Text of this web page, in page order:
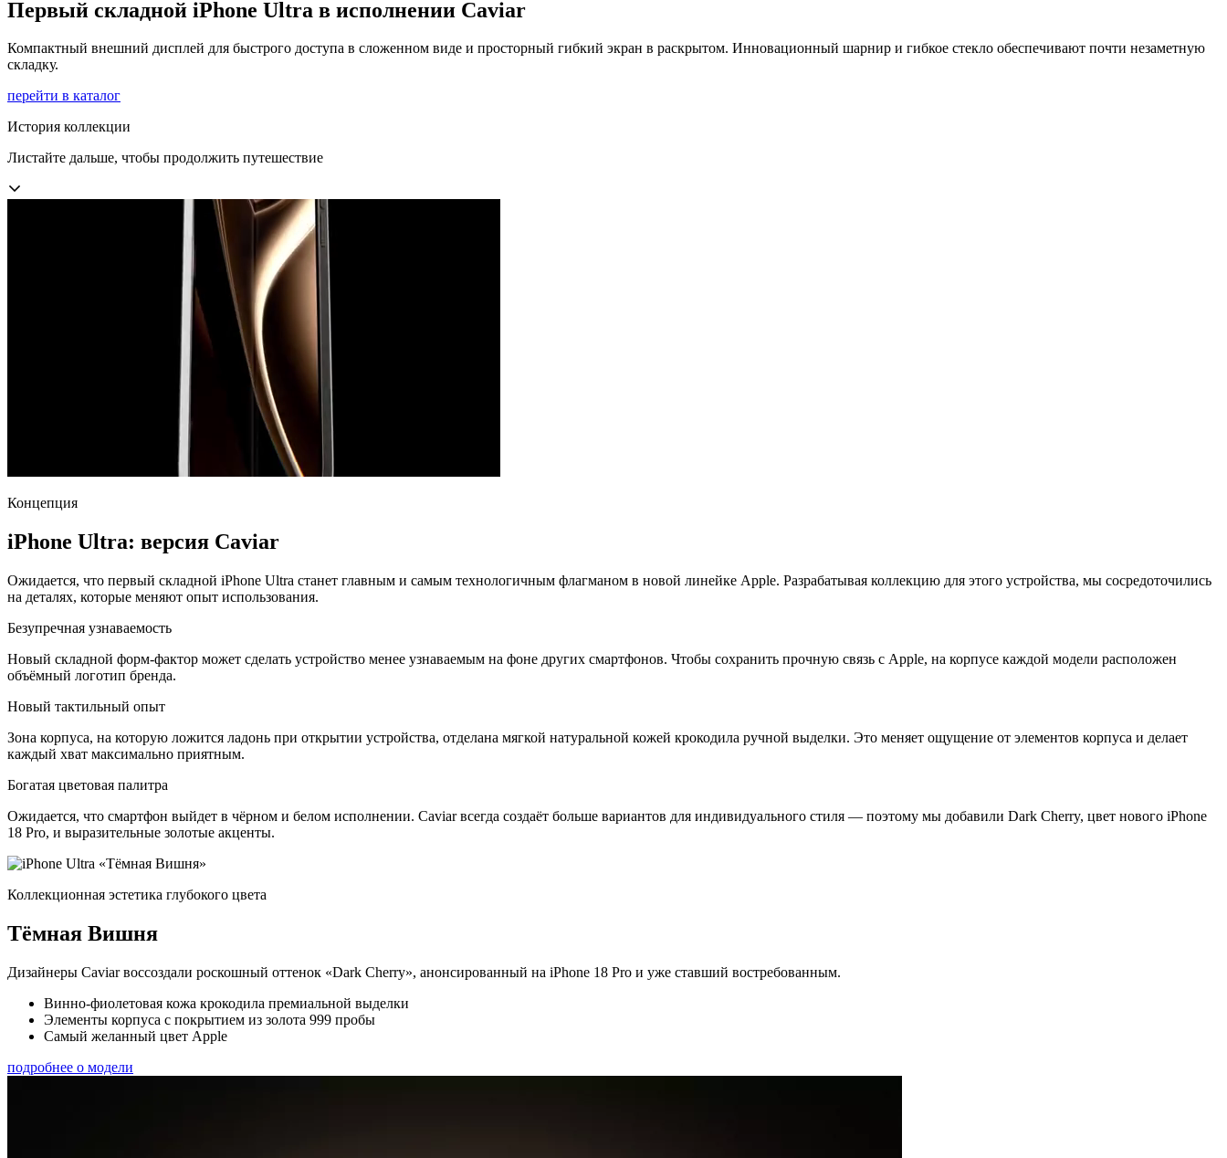
Первый складной iPhone Ultra в исполнении Caviar
Компактный внешний дисплей для быстрого доступа в сложенном виде и просторный гибкий экран в раскрытом. Инновационный шарнир и гибкое стекло обеспечивают почти незаметную
складку.
перейти в каталог
История коллекции
Листайте дальше, чтобы продолжить путешествие
Концепция
iPhone Ultra: версия Caviar
Ожидается, что первый складной iPhone Ultra станет главным и самым технологичным флагманом в новой линейке Apple. Разрабатывая коллекцию для этого устройства, мы сосредоточились
на деталях, которые меняют опыт использования.
Безупречная узнаваемость
Новый складной форм-фактор может сделать устройство менее узнаваемым на фоне других смартфонов. Чтобы сохранить прочную связь с Apple, на корпусе каждой модели расположен
объёмный логотип бренда.
Новый тактильный опыт
Зона корпуса, на которую ложится ладонь при открытии устройства, отделана мягкой натуральной кожей крокодила ручной выделки. Это меняет ощущение от элементов корпуса и делает
каждый хват максимально приятным.
Богатая цветовая палитра
Ожидается, что смартфон выйдет в чёрном и белом исполнении. Caviar всегда создаёт больше вариантов для индивидуального стиля — поэтому мы добавили Dark Cherry, цвет нового iPhone
18 Pro, и выразительные золотые акценты.
Коллекционная эстетика глубокого цвета
Тёмная Вишня
Дизайнеры Caviar воссоздали роскошный оттенок «Dark Cherry», анонсированный на iPhone 18 Pro и уже ставший востребованным.
Винно-фиолетовая кожа крокодила премиальной выделки
Элементы корпуса с покрытием из золота 999 пробы
Самый желанный цвет Apple
подробнее о модели